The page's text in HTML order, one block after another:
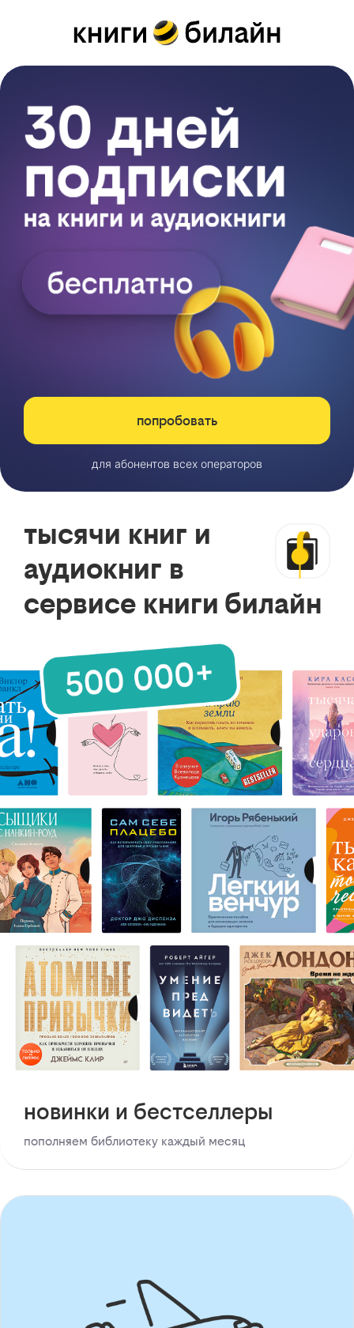
попробовать
для абонентов всех операторов
тысячи книг и
аудиокниг в
сервисе книги билайн
новинки и бестселлеры
пополняем библиотеку каждый месяц